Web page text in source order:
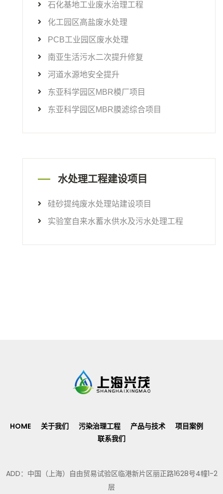
石化基地工业废水治理工程
化工园区高盐废水处理
PCB工业园区废水处理
南亚生活污水二次提升修复
河道水源地安全提升
东亚科学园区MBR模厂项目
东亚科学园区MBR膜滤综合项目
水处理工程建设项目
硅砂提纯废水处理站建设项目
实验室自来水蓄水供水及污水处理工程
HOME 关于我们 污染治理工程 产品与技术
项目案例
联系我们
ADD：中国（上海）自由贸易试验区临港新片区丽正路1628号4幢1-2
层